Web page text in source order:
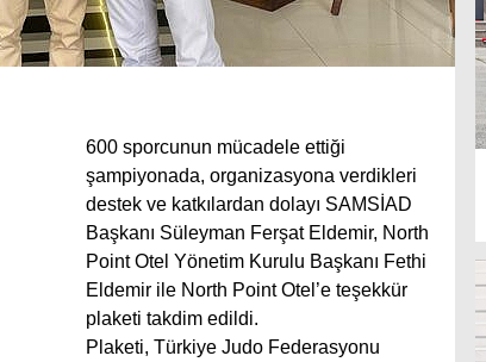
600 sporcunun mücadele ettiği
şampiyonada, organizasyona verdikleri
destek ve katkılardan dolayı SAMSİAD
Başkanı Süleyman Ferşat Eldemir, North
Point Otel Yönetim Kurulu Başkanı Fethi
Eldemir ile North Point Otel’e teşekkür
plaketi takdim edildi.
Plaketi, Türkiye Judo Federasyonu